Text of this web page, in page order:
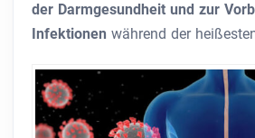
der Darmgesundheit und zur
Infektionen während der